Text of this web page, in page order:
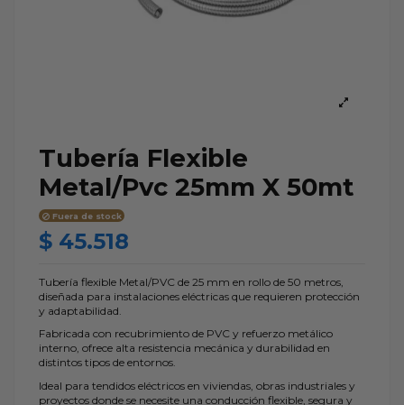
Tubería Flexible
Metal/Pvc 25mm X 50mt
Fuera de stock
$ 45.518
Tubería flexible Metal/PVC de 25 mm en rollo de 50 metros,
diseñada para instalaciones eléctricas que requieren protección
y adaptabilidad.
Fabricada con recubrimiento de PVC y refuerzo metálico
interno, ofrece alta resistencia mecánica y durabilidad en
distintos tipos de entornos.
Ideal para tendidos eléctricos en viviendas, obras industriales y
proyectos donde se necesite una conducción flexible, segura y